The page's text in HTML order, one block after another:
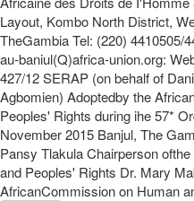
Layout, Kombo North District,
TheGambia Tel: (220) 4410505/
au-baniul(Q)africa-union.org:
427/12 SERAP (on behalf of
Agbomien) Adoptedby the
Peoples' Rights during ihe 57*
November 2015 Banjul, The
Pansy Tlakula Chairperson
and Peoples' Rights Dr. Mary
AfricanCommission on Human